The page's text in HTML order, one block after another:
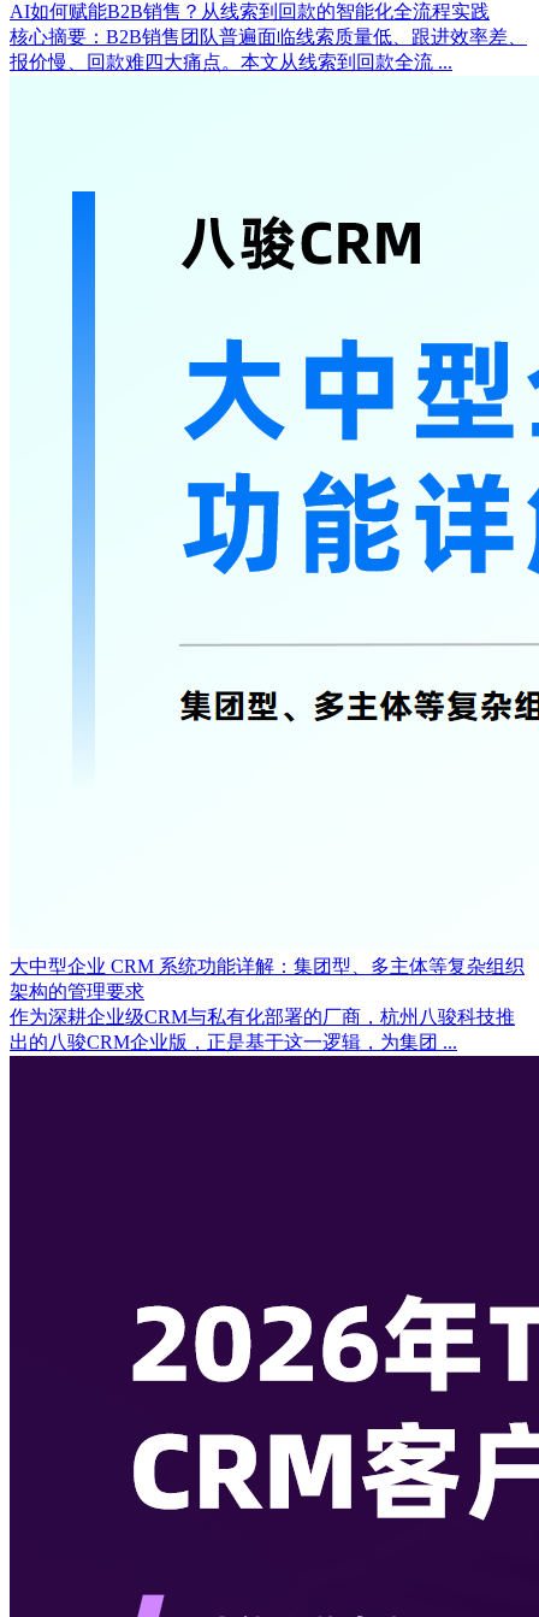
AI如何赋能B2B销售？从线索到回款的智能化全流程实践
核心摘要：B2B销售团队普遍面临线索质量低、跟进效率差、
报价慢、回款难四大痛点。本文从线索到回款全流 ...
大中型企业 CRM 系统功能详解：集团型、多主体等复杂组织
架构的管理要求
作为深耕企业级CRM与私有化部署的厂商，杭州八骏科技推
出的八骏CRM企业版，正是基于这一逻辑，为集团 ...